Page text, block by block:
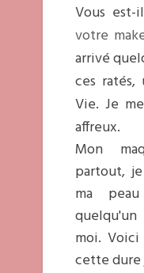
Vous
votre
arrivé
ces ratés,
Vie. Je
affreux.
Mon
partout,
ma
quelqu'un
moi.
cette dure